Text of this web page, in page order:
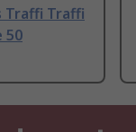
Traffi Traffi
50